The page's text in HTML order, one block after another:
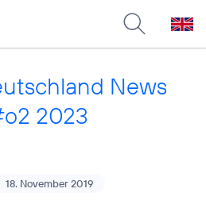
News
2023
18. November 2019